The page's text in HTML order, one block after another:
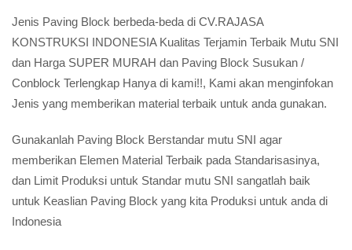
Jenis Paving Block berbeda-beda di CV.RAJASA
KONSTRUKSI INDONESIA Kualitas Terjamin Terbaik Mutu SNI
dan Harga SUPER MURAH dan Paving Block Susukan /
Conblock Terlengkap Hanya di kami!!, Kami akan menginfokan
Jenis yang memberikan material terbaik untuk anda gunakan.
Gunakanlah Paving Block Berstandar mutu SNI agar
memberikan Elemen Material Terbaik pada Standarisasinya,
dan Limit Produksi untuk Standar mutu SNI sangatlah baik
untuk Keaslian Paving Block yang kita Produksi untuk anda di
Indonesia